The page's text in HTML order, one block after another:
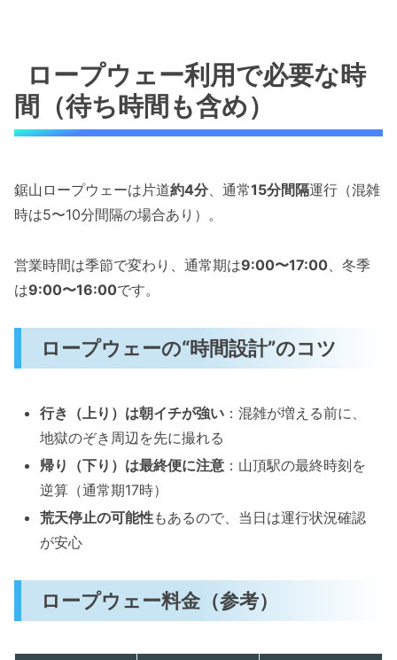
ロープウェー利用で必要な時
間（待ち時間も含め）
鋸山ロープウェーは片道約4分、通常15分間隔運行（混雑
時は5〜10分間隔の場合あり）。
営業時間は季節で変わり、通常期は9:00〜17:00、冬季
は9:00〜16:00です。
ロープウェーの“時間設計”のコツ
行き（上り）は朝イチが強い ：混雑が増える前に、
地獄のぞき周辺を先に撮れる
帰り（下り）は最終便に注意 ：山頂駅の最終時刻を
逆算（通常期17時）
荒天停止の可能性もあるので、当日は運行状況確認
が安心
ロープウェー料金（参考）